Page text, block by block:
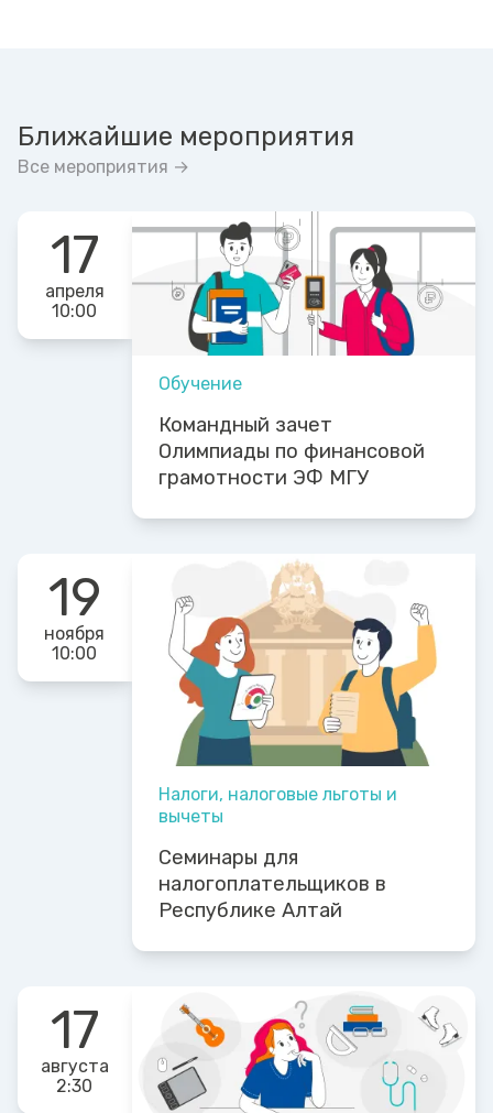
Ближайшие мероприятия
Все мероприятия →
17
апреля
10:00
Обучение
Командный зачет
Олимпиады по финансовой
грамотности ЭФ МГУ
19
ноября
10:00
Налоги, налоговые льготы и
вычеты
Семинары для
налогоплательщиков в
Республике Алтай
17
августа
2:30